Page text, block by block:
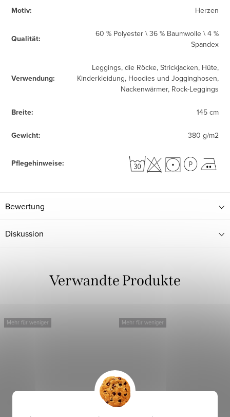
Motiv: Herzen
Qualität:
60 % Polyester \ 36 % Baumwolle \ 4 %
Spandex
Verwendung:
Leggings, die Röcke, Strickjacken, Hüte,
Kinderkleidung, Hoodies und Jogginghosen,
Nackenwärmer, Rock-Leggings
Breite: 145 cm
Gewicht: 380 g/m2
Pflegehinweise:
Bewertung
Diskussion
Verwandte Produkte
Mehr für weniger Mehr für weniger